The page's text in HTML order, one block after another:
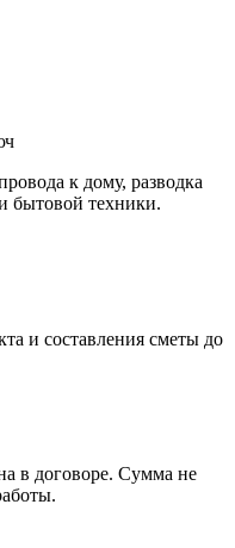
к дому, разводка
бытовой техники.
и составления сметы до
в договоре. Сумма не